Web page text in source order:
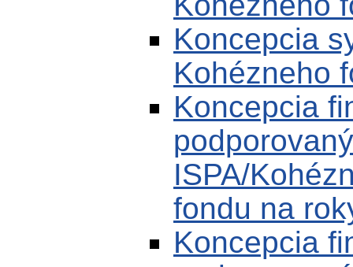
Koncepcia
Kohézneho
Koncepcia
ISPA/
fondu na
Koncepcia